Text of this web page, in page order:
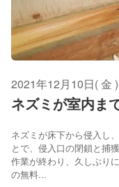
2021年12月10日( 金 )
ネズミが室内
ネズミが床下から侵入し
とで、侵入口の閉鎖と捕
作業が終わり、久しぶり
の無料...